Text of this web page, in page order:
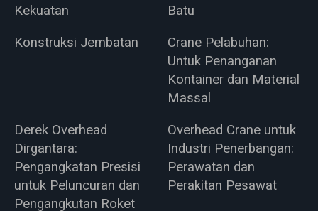
Kekuatan
Batu
Konstruksi Jembatan
Crane Pelabuhan:
Untuk Penanganan
Kontainer dan Material
Massal
Derek Overhead
Dirgantara:
Pengangkatan Presisi
untuk Peluncuran dan
Pengangkutan Roket
Overhead Crane untuk
Industri Penerbangan:
Perawatan dan
Perakitan Pesawat